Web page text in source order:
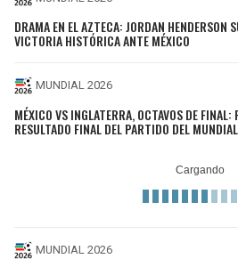
DRAMA EN EL AZTECA: JORDAN HENDERSON
VICTORIA HISTÓRICA ANTE MÉXICO
MUNDIAL 2026
MÉXICO VS INGLATERRA, OCTAVOS DE FINAL:
RESULTADO FINAL DEL PARTIDO DEL
MUNDIAL 2026